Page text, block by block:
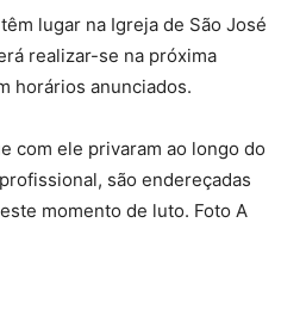
lugar na Igreja de São José
realizar-se na próxima
horários anunciados.
com ele privaram ao longo do
são endereçadas
momento de luto. Foto A